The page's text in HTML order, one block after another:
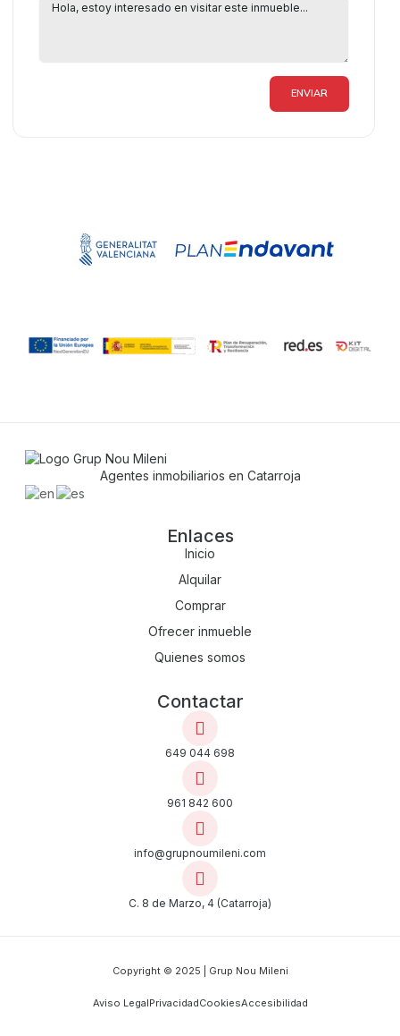
ENVIAR
Agentes inmobiliarios en Catarroja
Enlaces
Inicio
Alquilar
Comprar
Ofrecer inmueble
Quienes somos
Contactar
649 044 698
961 842 600
info@grupnoumileni.com
C. 8 de Marzo, 4 (Catarroja)
Copyright © 2025 | Grup Nou Mileni
Aviso LegalPrivacidadCookiesAccesibilidad